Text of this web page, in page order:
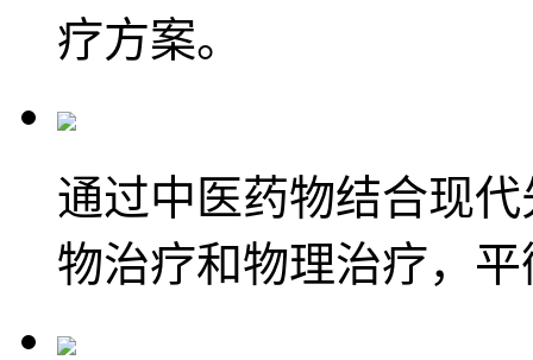
疗方案。
通过中医药物结合现
物治疗和物理治疗，